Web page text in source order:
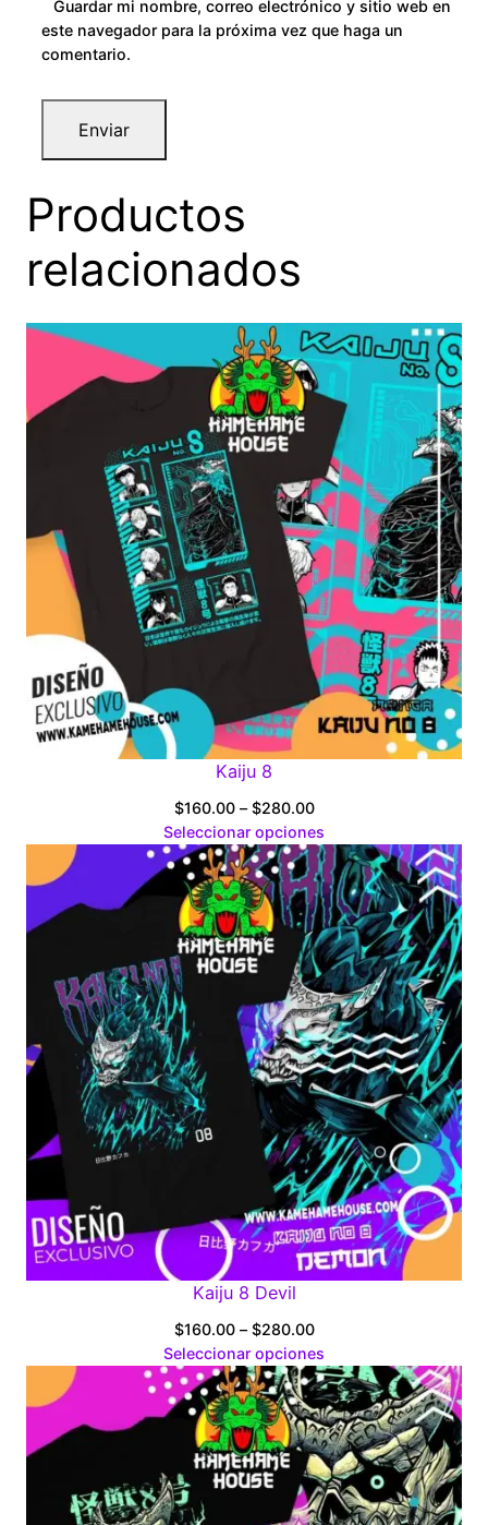
Guardar mi nombre, correo electrónico y sitio web en
este navegador para la próxima vez que haga un
comentario.
Productos
relacionados
Kaiju 8
$160.00 – $280.00Price
range:
$160.00
through
$280.00
Seleccionar opciones
Kaiju 8 Devil
$160.00 – $280.00Price
range:
$160.00
through
$280.00
Seleccionar opciones